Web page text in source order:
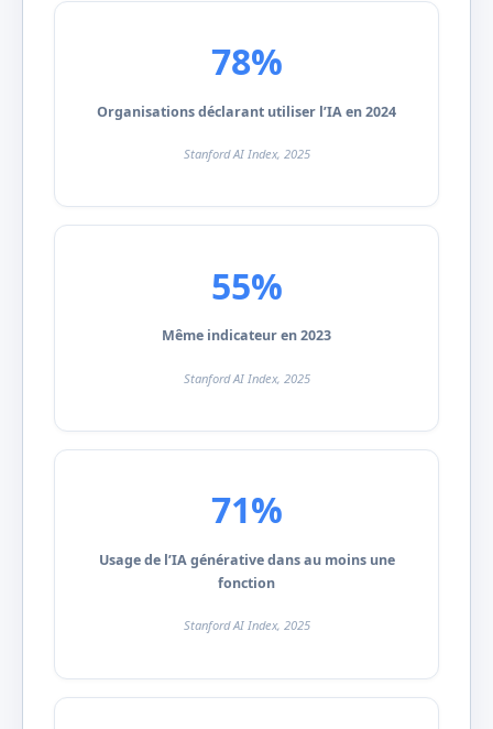
78%
Organisations déclarant utiliser l’IA en 2024
Stanford AI Index, 2025
55%
Même indicateur en 2023
Stanford AI Index, 2025
71%
Usage de l’IA générative dans au moins une
fonction
Stanford AI Index, 2025